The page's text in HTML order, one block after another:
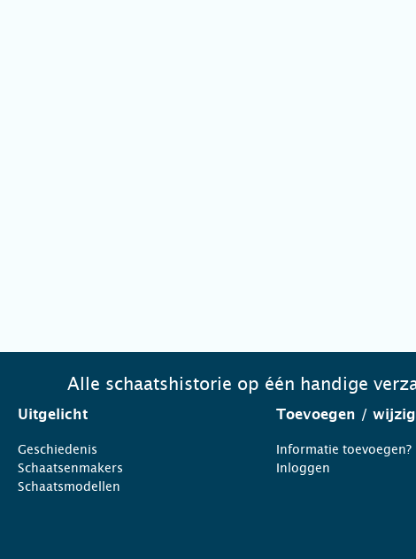
Alle schaatshistorie op één handige
Uitgelicht
Geschiedenis
Schaatsenmakers
Schaatsmodellen
Toevoegen /
Informatie toevoegen?
Inloggen